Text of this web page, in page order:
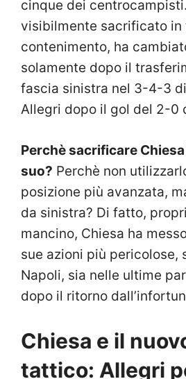
cinque dei centrocampisti.
visibilmente sacrificato in
contenimento, ha
solamente dopo il
fascia sinistra nel 3-4-3
Allegri dopo il gol del 2-0
Perchè sacrificare
suo? Perchè non
posizione più avanzata,
da sinistra? Di fatto,
mancino, Chiesa ha
sue azioni più pericolose,
Napoli, sia nelle ultime
dopo il ritorno
Chiesa e il
tattico: Allegri